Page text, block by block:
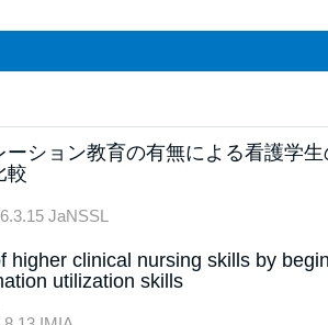
ーション教育の有無による看護学
較
JaNSSL
higher clinical nursing skills by
utilization skills